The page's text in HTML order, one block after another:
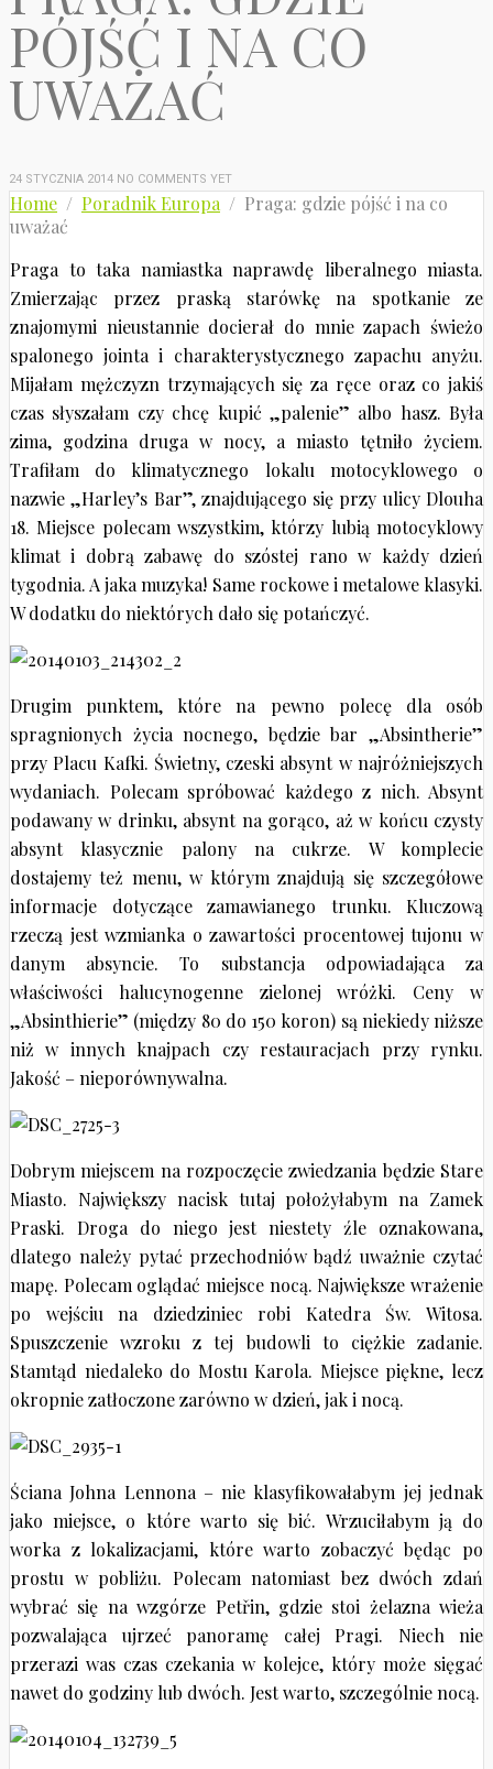
PÓJŚĆ I NA CO
UWAŻAĆ
24 STYCZNIA 2014 NO COMMENTS YET
Home / Poradnik Europa/ Praga: gdzie pójść i na co
uważać
Praga to taka namiastka naprawdę liberalnego miasta.
Zmierzając przez praską starówkę na spotkanie ze
znajomymi nieustannie docierał do mnie zapach świeżo
spalonego jointa i charakterystycznego zapachu anyżu.
Mijałam mężczyzn trzymających się za ręce oraz co jakiś
czas słyszałam czy chcę kupić „palenie” albo hasz. Była
zima, godzina druga w nocy, a miasto tętniło życiem.
Trafiłam do klimatycznego lokalu motocyklowego o
nazwie „Harley’s Bar”, znajdującego się przy ulicy Dlouha
18. Miejsce polecam wszystkim, którzy lubią motocyklowy
klimat i dobrą zabawę do szóstej rano w każdy dzień
tygodnia. A jaka muzyka! Same rockowe i metalowe klasyki.
W dodatku do niektórych dało się potańczyć.
Drugim punktem, które na pewno polecę dla osób
spragnionych życia nocnego, będzie bar „Absintherie”
przy Placu Kafki. Świetny, czeski absynt w najróżniejszych
wydaniach. Polecam spróbować każdego z nich. Absynt
podawany w drinku, absynt na gorąco, aż w końcu czysty
absynt klasycznie palony na cukrze. W komplecie
dostajemy też menu, w którym znajdują się szczegółowe
informacje dotyczące zamawianego trunku. Kluczową
rzeczą jest wzmianka o zawartości procentowej tujonu w
danym absyncie. To substancja odpowiadająca za
właściwości halucynogenne zielonej wróżki. Ceny w
„Absinthierie” (między 80 do 150 koron) są niekiedy niższe
niż w innych knajpach czy restauracjach przy rynku.
Jakość – nieporównywalna.
Dobrym miejscem na rozpoczęcie zwiedzania będzie Stare
Miasto. Największy nacisk tutaj położyłabym na Zamek
Praski. Droga do niego jest niestety źle oznakowana,
dlatego należy pytać przechodniów bądź uważnie czytać
mapę. Polecam oglądać miejsce nocą. Największe wrażenie
po wejściu na dziedziniec robi Katedra Św. Witosa.
Spuszczenie wzroku z tej budowli to ciężkie zadanie.
Stamtąd niedaleko do Mostu Karola. Miejsce piękne, lecz
okropnie zatłoczone zarówno w dzień, jak i nocą.
Ściana Johna Lennona – nie klasyfikowałabym jej jednak
jako miejsce, o które warto się bić. Wrzuciłabym ją do
worka z lokalizacjami, które warto zobaczyć będąc po
prostu w pobliżu. Polecam natomiast bez dwóch zdań
wybrać się na wzgórze Petřin, gdzie stoi żelazna wieża
pozwalająca ujrzeć panoramę całej Pragi. Niech nie
przerazi was czas czekania w kolejce, który może sięgać
nawet do godziny lub dwóch. Jest warto, szczególnie nocą.